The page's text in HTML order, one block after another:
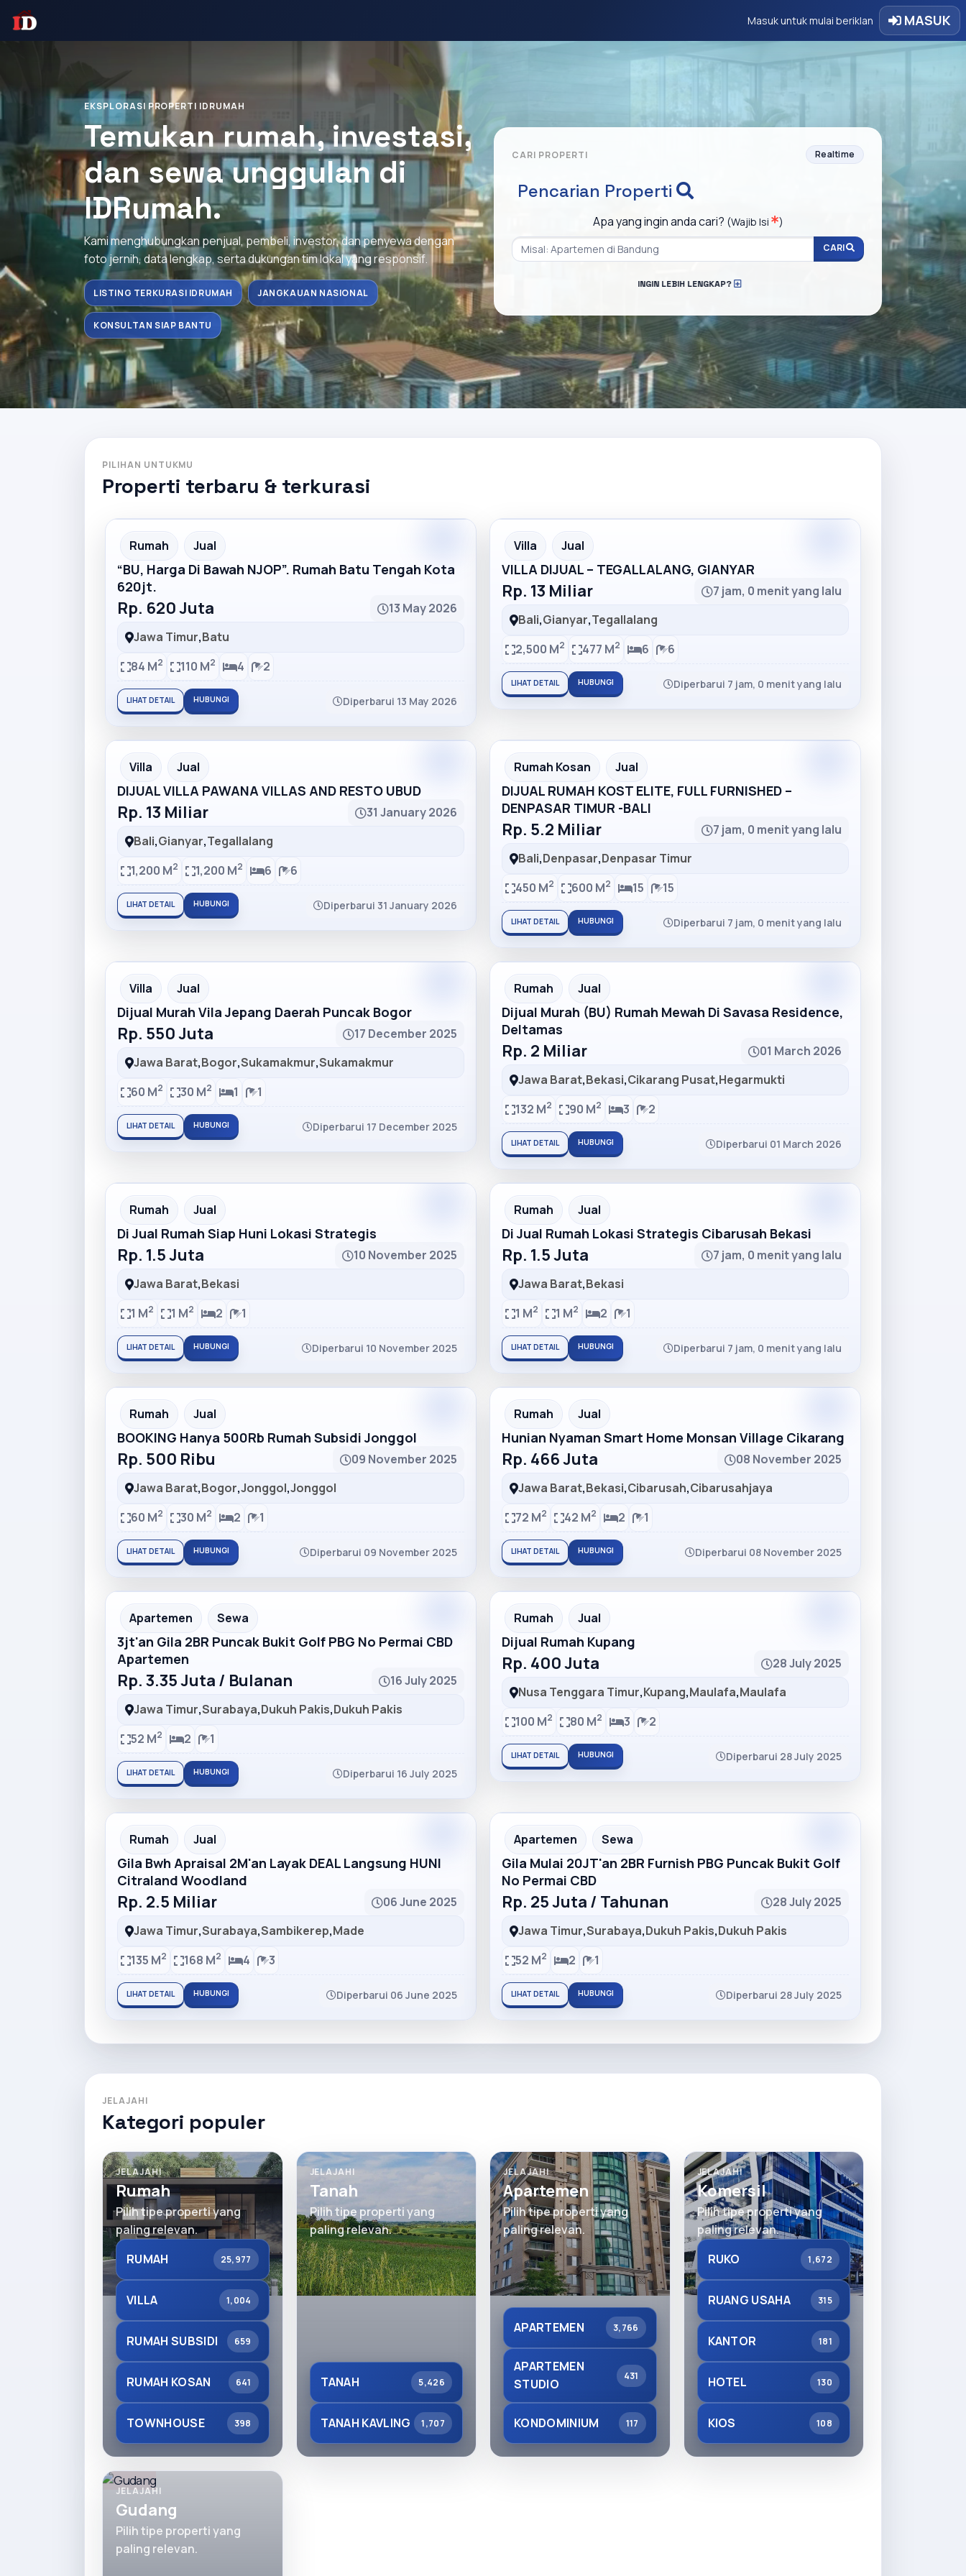
Masuk untuk mulai beriklan MASUK
EKSPLORASI PROPERTI IDRUMAH
Temukan rumah, investasi,
dan sewa unggulan di
IDRumah.
Kami menghubungkan penjual, pembeli, investor, dan penyewa dengan
foto jernih, data lengkap, serta dukungan tim lokal yang responsif.
LISTING TERKURASI IDRUMAH JANGKAUAN NASIONAL
KONSULTAN SIAP BANTU
CARI PROPERTI Realtime
Pencarian Properti
Apa yang ingin anda cari? (Wajib Isi )
CARI
INGIN LEBIH LENGKAP?
PILIHAN UNTUKMU
Properti terbaru & terkurasi
Partner Ad
Rumah Jual
“BU, Harga Di Bawah NJOP”. Rumah Batu Tengah Kota
620jt.
Rp. 620 Juta
13 May 2026
Jawa Timur,Batu
84 M2 110 M2 4 2
LIHAT DETAIL HUBUNGI Diperbarui 13 May 2026
Partner Ad
Villa Jual
VILLA DIJUAL – TEGALLALANG, GIANYAR
Rp. 13 Miliar
7 jam, 0 menit yang lalu
Bali,Gianyar,Tegallalang
2,500 M2 477 M2 6 6
LIHAT DETAIL HUBUNGI Diperbarui 7 jam, 0 menit yang lalu
Partner Ad
Villa Jual
DIJUAL VILLA PAWANA VILLAS AND RESTO UBUD
Rp. 13 Miliar
31 January 2026
Bali,Gianyar,Tegallalang
1,200 M2 1,200 M2 6 6
LIHAT DETAIL HUBUNGI Diperbarui 31 January 2026
Partner Ad
Rumah Kosan Jual
DIJUAL RUMAH KOST ELITE, FULL FURNISHED –
DENPASAR TIMUR -BALI
Rp. 5.2 Miliar
7 jam, 0 menit yang lalu
Bali,Denpasar,Denpasar Timur
450 M2 600 M2 15 15
LIHAT DETAIL HUBUNGI Diperbarui 7 jam, 0 menit yang lalu
Partner Ad
Villa Jual
Dijual Murah Vila Jepang Daerah Puncak Bogor
Rp. 550 Juta
17 December 2025
Jawa Barat,Bogor,Sukamakmur,Sukamakmur
60 M2 30 M2 1 1
LIHAT DETAIL HUBUNGI Diperbarui 17 December 2025
Partner Ad
Rumah Jual
Dijual Murah (BU) Rumah Mewah Di Savasa Residence,
Deltamas
Rp. 2 Miliar
01 March 2026
Jawa Barat,Bekasi,Cikarang Pusat,Hegarmukti
132 M2 90 M2 3 2
LIHAT DETAIL HUBUNGI Diperbarui 01 March 2026
Partner Ad
Rumah Jual
Di Jual Rumah Siap Huni Lokasi Strategis
Rp. 1.5 Juta
10 November 2025
Jawa Barat,Bekasi
1 M2 1 M2 2 1
LIHAT DETAIL HUBUNGI Diperbarui 10 November 2025
Partner Ad
Rumah Jual
Di Jual Rumah Lokasi Strategis Cibarusah Bekasi
Rp. 1.5 Juta
7 jam, 0 menit yang lalu
Jawa Barat,Bekasi
1 M2 1 M2 2 1
LIHAT DETAIL HUBUNGI Diperbarui 7 jam, 0 menit yang lalu
Partner Ad
Rumah Jual
BOOKING Hanya 500Rb Rumah Subsidi Jonggol
Rp. 500 Ribu
09 November 2025
Jawa Barat,Bogor,Jonggol,Jonggol
60 M2 30 M2 2 1
LIHAT DETAIL HUBUNGI Diperbarui 09 November 2025
Partner Ad
Rumah Jual
Hunian Nyaman Smart Home Monsan Village Cikarang
Rp. 466 Juta
08 November 2025
Jawa Barat,Bekasi,Cibarusah,Cibarusahjaya
72 M2 42 M2 2 1
LIHAT DETAIL HUBUNGI Diperbarui 08 November 2025
Partner Ad
Apartemen Sewa
3jt'an Gila 2BR Puncak Bukit Golf PBG No Permai CBD
Apartemen
Rp. 3.35 Juta / Bulanan
16 July 2025
Jawa Timur,Surabaya,Dukuh Pakis,Dukuh Pakis
52 M2 2 1
LIHAT DETAIL HUBUNGI Diperbarui 16 July 2025
Partner Ad
Rumah Jual
Dijual Rumah Kupang
Rp. 400 Juta
28 July 2025
Nusa Tenggara Timur,Kupang,Maulafa,Maulafa
100 M2 80 M2 3 2
LIHAT DETAIL HUBUNGI Diperbarui 28 July 2025
Partner Ad
Rumah Jual
Gila Bwh Apraisal 2M'an Layak DEAL Langsung HUNI
Citraland Woodland
Rp. 2.5 Miliar
06 June 2025
Jawa Timur,Surabaya,Sambikerep,Made
135 M2 168 M2 4 3
LIHAT DETAIL HUBUNGI Diperbarui 06 June 2025
Partner Ad
Apartemen Sewa
Gila Mulai 20JT'an 2BR Furnish PBG Puncak Bukit Golf
No Permai CBD
Rp. 25 Juta / Tahunan
28 July 2025
Jawa Timur,Surabaya,Dukuh Pakis,Dukuh Pakis
52 M2 2 1
LIHAT DETAIL HUBUNGI Diperbarui 28 July 2025
JELAJAHI
Kategori populer
JELAJAHI
Rumah
Pilih tipe properti yang
paling relevan.
RUMAH
25,977
VILLA 1,004
RUMAH SUBSIDI 659
RUMAH KOSAN 641
TOWNHOUSE 398
JELAJAHI
Tanah
Pilih tipe properti yang
paling relevan.
TANAH 5,426
TANAH KAVLING 1,707
JELAJAHI
Apartemen
Pilih tipe properti yang
paling relevan.
APARTEMEN 3,766
APARTEMEN
STUDIO
431
KONDOMINIUM 117
JELAJAHI
Komersil
Pilih tipe properti yang
paling relevan.
RUKO
1,672
RUANG USAHA 315
KANTOR 181
HOTEL 130
KIOS 108
JELAJAHI
Gudang
Pilih tipe properti yang
paling relevan.